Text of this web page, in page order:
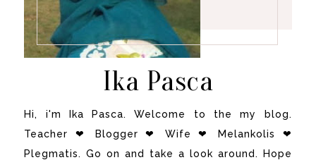
Ika Pasca
Hi, i'm Ika Pasca. Welcome to the my blog.
Teacher ❤ Blogger ❤ Wife ❤ Melankolis ❤
Plegmatis. Go on and take a look around. Hope